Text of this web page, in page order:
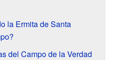
la Ermita de Santa
del Campo de la Verdad